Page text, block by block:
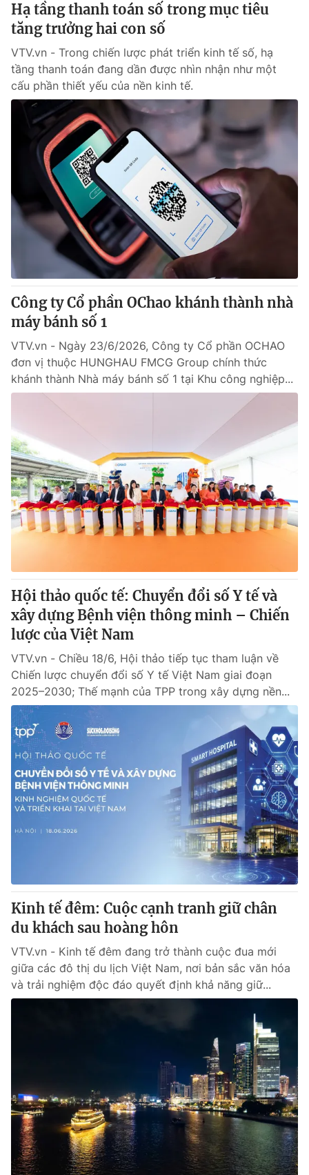
Hạ tầng thanh toán số trong mục tiêu
tăng trưởng hai con số
VTV.vn - Trong chiến lược phát triển kinh tế số, hạ
tầng thanh toán đang dần được nhìn nhận như một
cấu phần thiết yếu của nền kinh tế.
Công ty Cổ phần OChao khánh thành nhà
máy bánh số 1
VTV.vn - Ngày 23/6/2026, Công ty Cổ phần OCHAO
đơn vị thuộc HUNGHAU FMCG Group chính thức
khánh thành Nhà máy bánh số 1 tại Khu công nghiệp...
Hội thảo quốc tế: Chuyển đổi số Y tế và
xây dựng Bệnh viện thông minh – Chiến
lược của Việt Nam
VTV.vn - Chiều 18/6, Hội thảo tiếp tục tham luận về
Chiến lược chuyển đổi số Y tế Việt Nam giai đoạn
2025–2030; Thế mạnh của TPP trong xây dựng nền...
Kinh tế đêm: Cuộc cạnh tranh giữ chân
du khách sau hoàng hôn
VTV.vn - Kinh tế đêm đang trở thành cuộc đua mới
giữa các đô thị du lịch Việt Nam, nơi bản sắc văn hóa
và trải nghiệm độc đáo quyết định khả năng giữ...